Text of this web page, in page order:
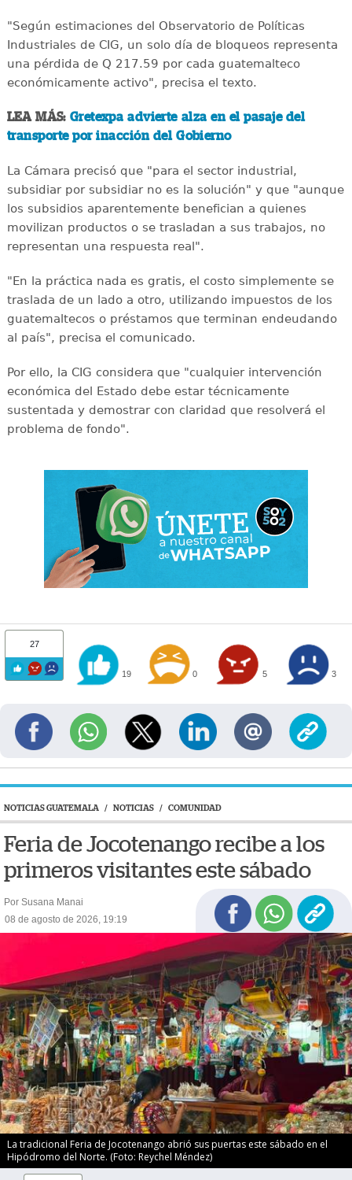
"Según estimaciones del Observatorio de Políticas
Industriales de CIG, un solo día de bloqueos representa
una pérdida de Q 217.59 por cada guatemalteco
económicamente activo", precisa el texto.
LEA MÁS: Gretexpa advierte alza en el pasaje del
transporte por inacción del Gobierno
La Cámara precisó que "para el sector industrial,
subsidiar por subsidiar no es la solución" y que "aunque
los subsidios aparentemente benefician a quienes
movilizan productos o se trasladan a sus trabajos, no
representan una respuesta real".
"En la práctica nada es gratis, el costo simplemente se
traslada de un lado a otro, utilizando impuestos de los
guatemaltecos o préstamos que terminan endeudando
al país", precisa el comunicado.
Por ello, la CIG considera que "cualquier intervención
económica del Estado debe estar técnicamente
sustentada y demostrar con claridad que resolverá el
problema de fondo".
27
19 0 5 3
NOTICIAS GUATEMALA / NOTICIAS / COMUNIDAD
Feria de Jocotenango recibe a los
primeros visitantes este sábado
Por Susana Manai
08 de agosto de 2026, 19:19
La tradicional Feria de Jocotenango abrió sus puertas este sábado en el
Hipódromo del Norte. (Foto: Reychel Méndez)